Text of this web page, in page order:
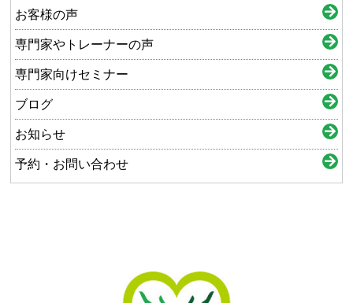
お客様の声
専門家やトレーナーの声
専門家向けセミナー
ブログ
お知らせ
予約・お問い合わせ